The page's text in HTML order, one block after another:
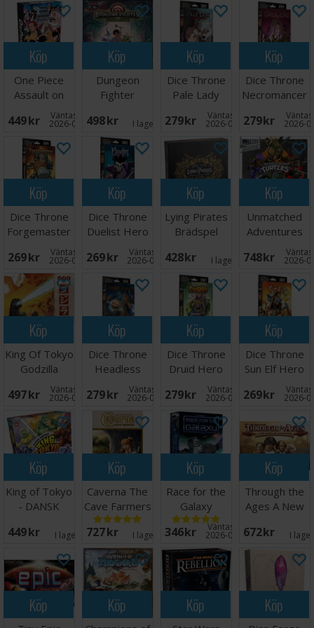
Köp
One Piece
Assault on
Marineford
Brädspel
449 SEK Väntas in:
2026-09-30
Köp
Dungeon
Fighter
Brädspel
498 SEK I lager: 1
Köp
Dice Throne
Pale Lady
Werewolf
Hero Pack
279 SEK Väntas in:
2026-08-26
Köp
Dice Throne
Necromancer
Hero Pack
279 SEK 2026-
Köp
Dice Throne
Forgemaster
Hero Pack
269 SEK Väntas in:
2026-08-26
Köp
Dice Throne
Duelist Hero
269 SEK Väntas in:
2026-08-26
Köp
Lying Pirates
Brädspel
428 SEK I lager:
Köp
Unmatched
Adventures
TMNT
Brädspel
748 SEK 2026-
Köp
King Of Tokyo
Godzilla
Brädspel
497 SEK Väntas in:
2026-08-26
Köp
Dice Throne
Headless
Horseman
Hero Pack
279 SEK Väntas in:
2026-08-26
Köp
Dice Throne
Druid Hero
279 SEK Väntas in:
2026-08-26
Köp
Dice Throne
Sun Elf Hero
269 SEK 2026-
Köp
King of Tokyo
- DANSK
449 SEK I lager:
Köp
Caverna The
Cave Farmers
Brädspel
727 SEK I lager: 9
Köp
Race for the
Galaxy
Brädspel
346 SEK Väntas in:
2026-09-30
Köp
Through the
Ages A New
Brädspel
672 SEK I
Köp Köp Köp Köp